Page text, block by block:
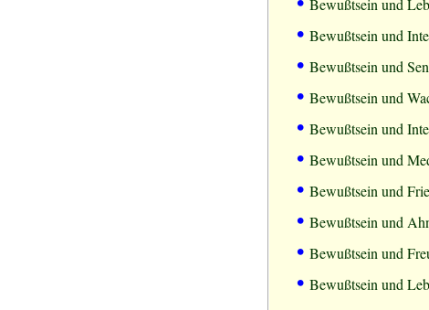
Bewußtsein und
• Bewußtsein und
• Bewußtsein und
• Bewußtsein und
• Bewußtsein und
• Bewußtsein und
• Bewußtsein und
• Bewußtsein und
• Bewußtsein und
• Bewußtsein und